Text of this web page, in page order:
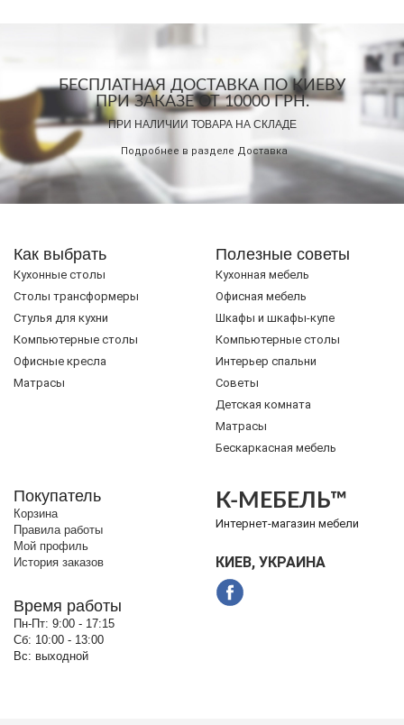
БЕСПЛАТНАЯ ДОСТАВКА ПО КИЕВУ
ПРИ ЗАКАЗЕ ОТ 10000 ГРН.
ПРИ НАЛИЧИИ ТОВАРА НА СКЛАДЕ
Подробнее в разделе Доставка
Как выбрать
Кухонные столы
Cтолы трансформеры
Стулья для кухни
Компьютерные столы
Офисные кресла
Матрасы
Полезные советы
Кухонная мебель
Офисная мебель
Шкафы и шкафы-купе
Компьютерные столы
Интерьер спальни
Советы
Детская комната
Матрасы
Бескаркасная мебель
Покупатель
Корзина
Правила работы
Мой профиль
История заказов
Время работы
Пн-Пт: 9:00 - 17:15
Сб: 10:00 - 13:00
Вс: выходной
К-МЕБЕЛЬ™
Интернет-магазин мебели
КИЕВ, УКРАИНА